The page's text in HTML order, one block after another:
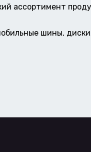
ассортимент
шины,